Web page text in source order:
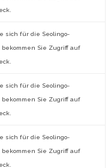
sich für die Seolingo-
bekommen Sie Zugriff auf
sich für die Seolingo-
bekommen Sie Zugriff auf
sich für die Seolingo-
bekommen Sie Zugriff auf